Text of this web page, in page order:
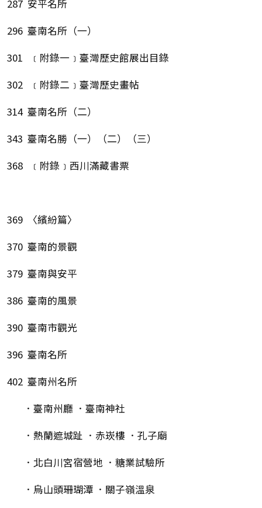
287 安平名所
296 臺南名所（一）
301 ﹝附錄一﹞臺灣歷史館展出目錄
302 ﹝附錄二﹞臺灣歷史畫帖
314 臺南名所（二）
343 臺南名勝（一）（二）（三）
368 ﹝附錄﹞西川滿藏書票
369 〈繽紛篇〉
370 臺南的景觀
379 臺南與安平
386 臺南的風景
390 臺南市觀光
396 臺南名所
402 臺南州名所
．臺南州廳 ．臺南神社
．熱蘭遮城趾 ．赤崁樓 ．孔子廟
．北白川宮宿營地 ．糖業試驗所
．烏山頭珊瑚潭 ．關子嶺溫泉